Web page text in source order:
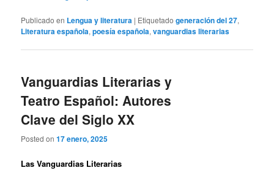
Publicado en Lengua y literatura | Etiquetado generación del 27,
Literatura española,poesía española,vanguardias literarias
Vanguardias Literarias y
Teatro Español: Autores
Clave del Siglo XX
Posted on17 enero, 2025
Las Vanguardias Literarias